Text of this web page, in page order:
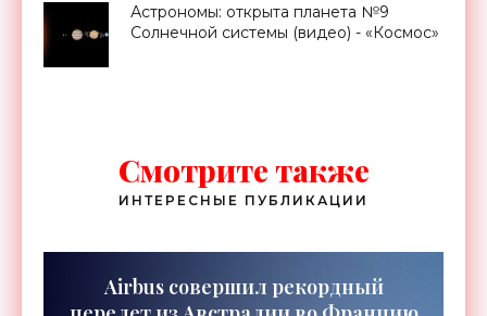
Астрономы: открыта планета №9
Солнечной системы (видео) - «Космос»
Смотрите также
ИНТЕРЕСНЫЕ ПУБЛИКАЦИИ
Airbus совершил рекордный